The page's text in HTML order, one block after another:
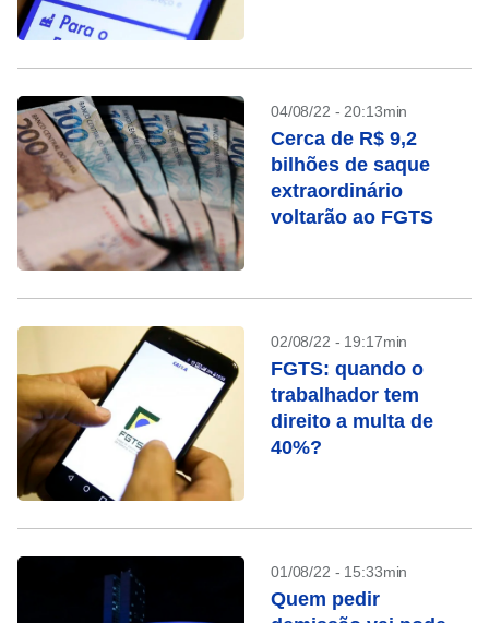
04/08/22 - 20:13min
Cerca de R$ 9,2
bilhões de saque
extraordinário
voltarão ao FGTS
02/08/22 - 19:17min
FGTS: quando o
trabalhador tem
direito a multa de
40%?
01/08/22 - 15:33min
Quem pedir